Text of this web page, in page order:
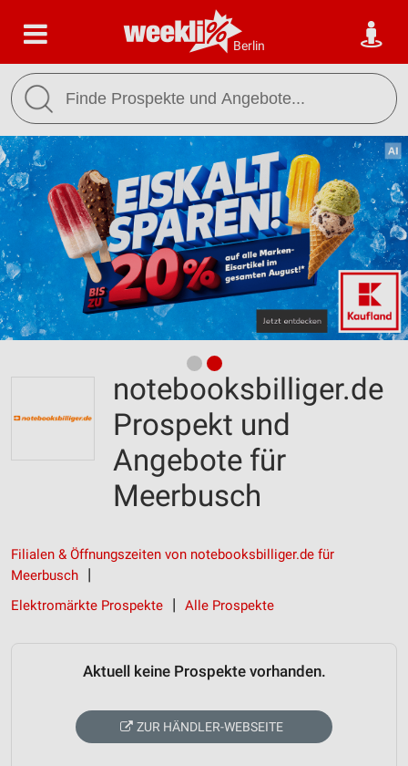
Berlin
notebooksbilliger.de
Prospekt und
Angebote für
Meerbusch
Filialen & Öffnungszeiten von notebooksbilliger.de für
Meerbusch
Elektromärkte Prospekte
Alle Prospekte
Aktuell keine Prospekte vorhanden.
ZUR HÄNDLER-WEBSEITE